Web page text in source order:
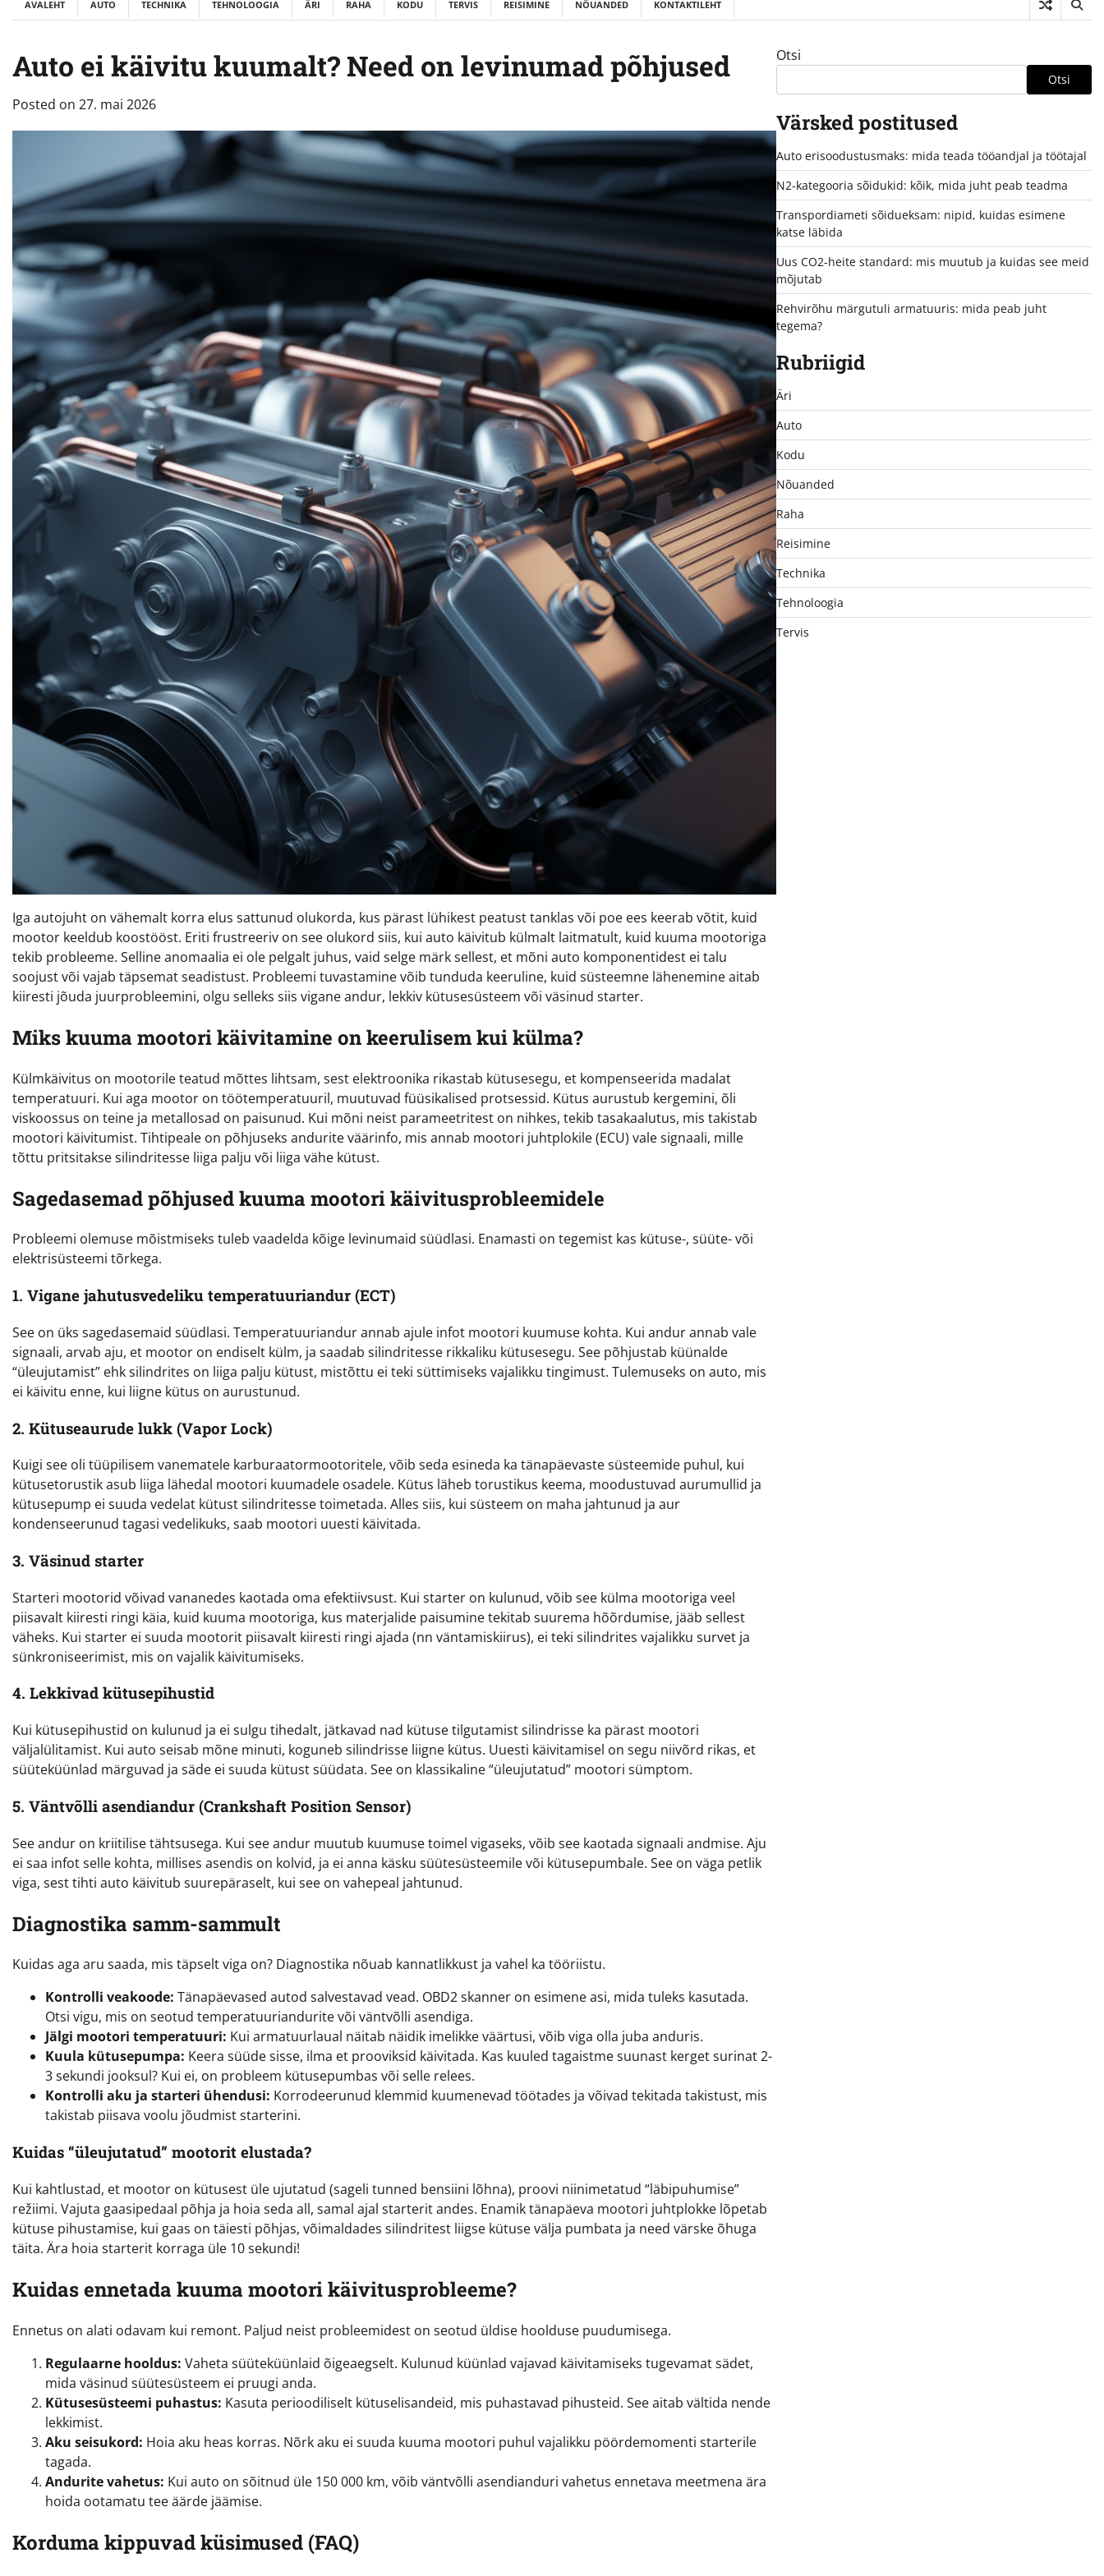
AVALEHT AUTO TECHNIKA TEHNOLOOGIA ÄRI RAHA KODU TERVIS REISIMINE NÕUANDED KONTAKTILEHT
Auto ei käivitu kuumalt? Need on levinumad põhjused
Posted on 27. mai 2026
Iga autojuht on vähemalt korra elus sattunud olukorda, kus pärast lühikest peatust tanklas või poe ees keerab võtit, kuid
mootor keeldub koostööst. Eriti frustreeriv on see olukord siis, kui auto käivitub külmalt laitmatult, kuid kuuma mootoriga
tekib probleeme. Selline anomaalia ei ole pelgalt juhus, vaid selge märk sellest, et mõni auto komponentidest ei talu
soojust või vajab täpsemat seadistust. Probleemi tuvastamine võib tunduda keeruline, kuid süsteemne lähenemine aitab
kiiresti jõuda juurprobleemini, olgu selleks siis vigane andur, lekkiv kütusesüsteem või väsinud starter.
Miks kuuma mootori käivitamine on keerulisem kui külma?
Külmkäivitus on mootorile teatud mõttes lihtsam, sest elektroonika rikastab kütusesegu, et kompenseerida madalat
temperatuuri. Kui aga mootor on töötemperatuuril, muutuvad füüsikalised protsessid. Kütus aurustub kergemini, õli
viskoossus on teine ja metallosad on paisunud. Kui mõni neist parameetritest on nihkes, tekib tasakaalutus, mis takistab
mootori käivitumist. Tihtipeale on põhjuseks andurite väärinfo, mis annab mootori juhtplokile (ECU) vale signaali, mille
tõttu pritsitakse silindritesse liiga palju või liiga vähe kütust.
Sagedasemad põhjused kuuma mootori käivitusprobleemidele
Probleemi olemuse mõistmiseks tuleb vaadelda kõige levinumaid süüdlasi. Enamasti on tegemist kas kütuse-, süüte- või
elektrisüsteemi tõrkega.
1. Vigane jahutusvedeliku temperatuuriandur (ECT)
See on üks sagedasemaid süüdlasi. Temperatuuriandur annab ajule infot mootori kuumuse kohta. Kui andur annab vale
signaali, arvab aju, et mootor on endiselt külm, ja saadab silindritesse rikkaliku kütusesegu. See põhjustab küünalde
“üleujutamist” ehk silindrites on liiga palju kütust, mistõttu ei teki süttimiseks vajalikku tingimust. Tulemuseks on auto, mis
ei käivitu enne, kui liigne kütus on aurustunud.
2. Kütuseaurude lukk (Vapor Lock)
Kuigi see oli tüüpilisem vanematele karburaatormootoritele, võib seda esineda ka tänapäevaste süsteemide puhul, kui
kütusetorustik asub liiga lähedal mootori kuumadele osadele. Kütus läheb torustikus keema, moodustuvad aurumullid ja
kütusepump ei suuda vedelat kütust silindritesse toimetada. Alles siis, kui süsteem on maha jahtunud ja aur
kondenseerunud tagasi vedelikuks, saab mootori uuesti käivitada.
3. Väsinud starter
Starteri mootorid võivad vananedes kaotada oma efektiivsust. Kui starter on kulunud, võib see külma mootoriga veel
piisavalt kiiresti ringi käia, kuid kuuma mootoriga, kus materjalide paisumine tekitab suurema hõõrdumise, jääb sellest
väheks. Kui starter ei suuda mootorit piisavalt kiiresti ringi ajada (nn väntamiskiirus), ei teki silindrites vajalikku survet ja
sünkroniseerimist, mis on vajalik käivitumiseks.
4. Lekkivad kütusepihustid
Kui kütusepihustid on kulunud ja ei sulgu tihedalt, jätkavad nad kütuse tilgutamist silindrisse ka pärast mootori
väljalülitamist. Kui auto seisab mõne minuti, koguneb silindrisse liigne kütus. Uuesti käivitamisel on segu niivõrd rikas, et
süüteküünlad märguvad ja säde ei suuda kütust süüdata. See on klassikaline “üleujutatud” mootori sümptom.
5. Väntvõlli asendiandur (Crankshaft Position Sensor)
See andur on kriitilise tähtsusega. Kui see andur muutub kuumuse toimel vigaseks, võib see kaotada signaali andmise. Aju
ei saa infot selle kohta, millises asendis on kolvid, ja ei anna käsku süütesüsteemile või kütusepumbale. See on väga petlik
viga, sest tihti auto käivitub suurepäraselt, kui see on vahepeal jahtunud.
Diagnostika samm-sammult
Kuidas aga aru saada, mis täpselt viga on? Diagnostika nõuab kannatlikkust ja vahel ka tööriistu.
Kontrolli veakoode: Tänapäevased autod salvestavad vead. OBD2 skanner on esimene asi, mida tuleks kasutada.
Otsi vigu, mis on seotud temperatuuriandurite või väntvõlli asendiga.
Jälgi mootori temperatuuri: Kui armatuurlaual näitab näidik imelikke väärtusi, võib viga olla juba anduris.
Kuula kütusepumpa: Keera süüde sisse, ilma et prooviksid käivitada. Kas kuuled tagaistme suunast kerget surinat 2-
3 sekundi jooksul? Kui ei, on probleem kütusepumbas või selle relees.
Kontrolli aku ja starteri ühendusi: Korrodeerunud klemmid kuumenevad töötades ja võivad tekitada takistust, mis
takistab piisava voolu jõudmist starterini.
Kuidas “üleujutatud” mootorit elustada?
Kui kahtlustad, et mootor on kütusest üle ujutatud (sageli tunned bensiini lõhna), proovi niinimetatud “läbipuhumise”
režiimi. Vajuta gaasipedaal põhja ja hoia seda all, samal ajal starterit andes. Enamik tänapäeva mootori juhtplokke lõpetab
kütuse pihustamise, kui gaas on täiesti põhjas, võimaldades silindritest liigse kütuse välja pumbata ja need värske õhuga
täita. Ära hoia starterit korraga üle 10 sekundi!
Kuidas ennetada kuuma mootori käivitusprobleeme?
Ennetus on alati odavam kui remont. Paljud neist probleemidest on seotud üldise hoolduse puudumisega.
Regulaarne hooldus: Vaheta süüteküünlaid õigeaegselt. Kulunud küünlad vajavad käivitamiseks tugevamat sädet,
mida väsinud süütesüsteem ei pruugi anda.
Kütusesüsteemi puhastus: Kasuta perioodiliselt kütuselisandeid, mis puhastavad pihusteid. See aitab vältida nende
lekkimist.
Aku seisukord: Hoia aku heas korras. Nõrk aku ei suuda kuuma mootori puhul vajalikku pöördemomenti starterile
tagada.
Andurite vahetus: Kui auto on sõitnud üle 150 000 km, võib väntvõlli asendianduri vahetus ennetava meetmena ära
hoida ootamatu tee äärde jäämise.
Korduma kippuvad küsimused (FAQ)
Otsi
Otsi
Värsked postitused
Auto erisoodustusmaks: mida teada tööandjal ja töötajal
N2-kategooria sõidukid: kõik, mida juht peab teadma
Transpordiameti sõidueksam: nipid, kuidas esimene
katse läbida
Uus CO2-heite standard: mis muutub ja kuidas see meid
mõjutab
Rehvirõhu märgutuli armatuuris: mida peab juht
tegema?
Rubriigid
Äri
Auto
Kodu
Nõuanded
Raha
Reisimine
Technika
Tehnoloogia
Tervis